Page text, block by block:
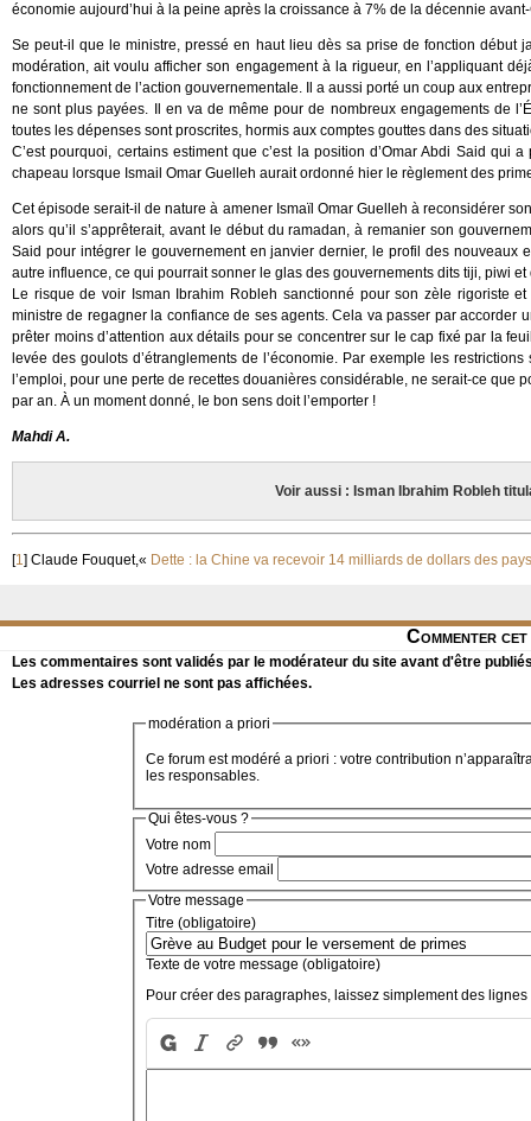
économie aujourd’hui à la peine après la croissance à 7% de la décennie
Se peut-il que le ministre, pressé en haut lieu dès sa prise de fonction début
modération, ait voulu afficher son engagement à la rigueur, en l’appliquant
fonctionnement de l’action gouvernementale. Il a aussi porté un coup aux
ne sont plus payées. Il en va de même pour de nombreux engagements de
toutes les dépenses sont proscrites, hormis aux comptes gouttes dans des
C’est pourquoi, certains estiment que c’est la position d’Omar Abdi Said qui
chapeau lorsque Ismail Omar Guelleh aurait ordonné hier le règlement des
Cet épisode serait-il de nature à amener Ismaïl Omar Guelleh à reconsidérer
alors qu’il s’apprêterait, avant le début du ramadan, à remanier son
Said pour intégrer le gouvernement en janvier dernier, le profil des nouveaux
autre influence, ce qui pourrait sonner le glas des gouvernements dits tiji, piwi et
Le risque de voir Isman Ibrahim Robleh sanctionné pour son zèle rigoriste
ministre de regagner la confiance de ses agents. Cela va passer par accorder
prêter moins d’attention aux détails pour se concentrer sur le cap fixé par la
levée des goulots d’étranglements de l’économie. Par exemple les
l’emploi, pour une perte de recettes douanières considérable, ne serait-ce que
par an. À un moment donné, le bon sens doit l’emporter !
Mahdi A.
Voir aussi : Isman Ibrahim Robleh
[1] Claude Fouquet,« Dette : la Chine va recevoir 14 milliards de dollars des
Commenter
Les commentaires sont validés par le modérateur du site avant d'être
Les adresses courriel ne sont pas affichées.
modération a priori
Ce forum est modéré a priori : votre contribution
les responsables.
Qui êtes-vous ?
Votre nom
Votre adresse email
Votre message
Titre (obligatoire)
Texte de votre message (obligatoire)
Pour créer des paragraphes, laissez simplement des lignes